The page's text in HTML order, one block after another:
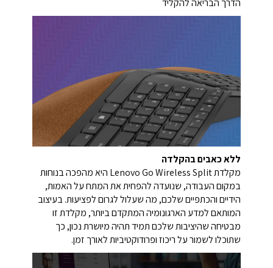
ללא כאבים בהקלדה
מקלדת Lenovo Go Wireless Split היא מהפכה בנוחות
במקום העבודה, שנועדה להפחית את המתח על האמות,
הידיים והכתפיים שלכם, מה שעלול לגרום לפציעות. בעיצוב
המותאם למדע הארגונומיה המתקדם ביותר, מקלדת זו
מבטיחה שהיציבות שלכם תמיד תהיה מיושרת נכון, כך
שתוכלו לשמור על ריכוז ופרודוקטיביות לאורך זמן.